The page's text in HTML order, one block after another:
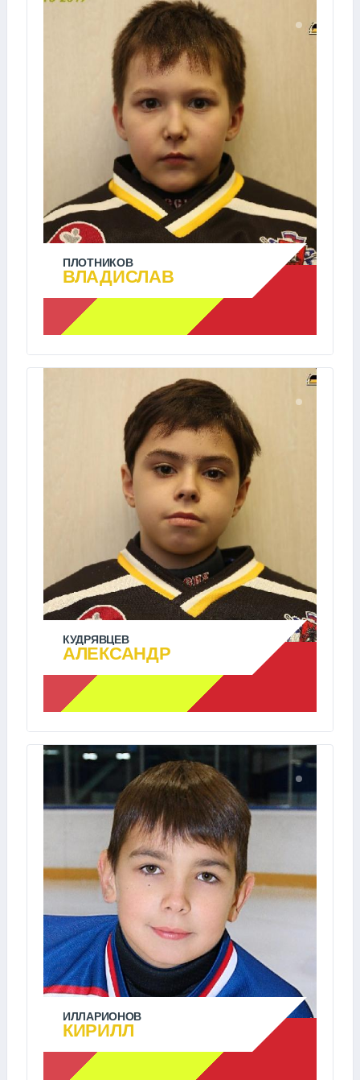
ПЛОТНИКОВ
ВЛАДИСЛАВ
КУДРЯВЦЕВ
АЛЕКСАНДР
ИЛЛАРИОНОВ
КИРИЛЛ